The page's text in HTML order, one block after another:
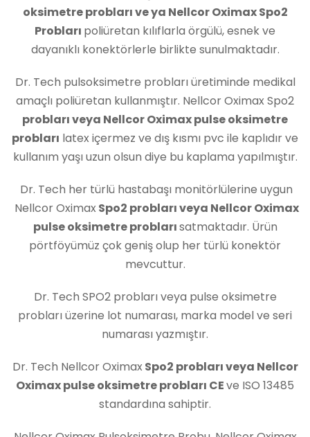
oksimetre probları ve ya Nellcor Oximax Spo2
Probları poliüretan kılıflarla örgülü, esnek ve
dayanıklı konektörlerle birlikte sunulmaktadır.
Dr. Tech pulsoksimetre probları üretiminde medikal
amaçlı poliüretan kullanmıştır. Nellcor Oximax Spo2
probları veya Nellcor Oximax pulse oksimetre
probları latex içermez ve dış kısmı pvc ile kaplıdır ve
kullanım yaşı uzun olsun diye bu kaplama yapılmıştır.
Dr. Tech her türlü hastabaşı monitörlülerine uygun
Nellcor OximaxSpo2 probları veya Nellcor Oximax
pulse oksimetre problarısatmaktadır. Ürün
pörtföyümüz çok geniş olup her türlü konektör
mevcuttur.
Dr. Tech SPO2 probları veya pulse oksimetre
probları üzerine lot numarası, marka model ve seri
numarası yazmıştır.
Dr. Tech Nellcor OximaxSpo2 probları veya Nellcor
Oximax pulse oksimetre probları CEve ISO 13485
standardına sahiptir.